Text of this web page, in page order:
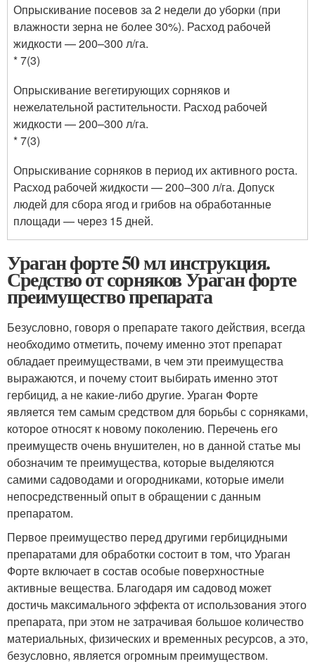
Опрыскивание посевов за 2 недели до уборки (при
влажности зерна не более 30%). Расход рабочей
жидкости — 200–300 л/га.
* 7(3)
Опрыскивание вегетирующих сорняков и
нежелательной растительности. Расход рабочей
жидкости — 200–300 л/га.
* 7(3)
Опрыскивание сорняков в период их активного роста.
Расход рабочей жидкости — 200–300 л/га. Допуск
людей для сбора ягод и грибов на обработанные
площади — через 15 дней.
Ураган форте 50 мл инструкция.
Средство от сорняков Ураган форте
преимущество препарата
Безусловно, говоря о препарате такого действия, всегда
необходимо отметить, почему именно этот препарат
обладает преимуществами, в чем эти преимущества
выражаются, и почему стоит выбирать именно этот
гербицид, а не какие-либо другие. Ураган Форте
является тем самым средством для борьбы с сорняками,
которое относят к новому поколению. Перечень его
преимуществ очень внушителен, но в данной статье мы
обозначим те преимущества, которые выделяются
самими садоводами и огородниками, которые имели
непосредственный опыт в обращении с данным
препаратом.
Первое преимущество перед другими гербицидными
препаратами для обработки состоит в том, что Ураган
Форте включает в состав особые поверхностные
активные вещества. Благодаря им садовод может
достичь максимального эффекта от использования этого
препарата, при этом не затрачивая большое количество
материальных, физических и временных ресурсов, а это,
безусловно, является огромным преимуществом.